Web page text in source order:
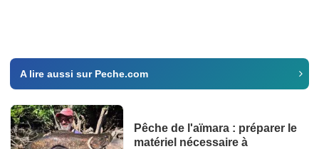
A lire aussi sur Peche.com
Pêche de l'aïmara : préparer le
matériel nécessaire à